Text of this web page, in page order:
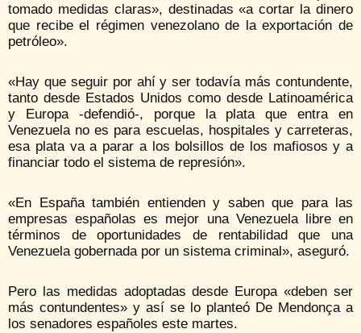
tomado medidas claras», destinadas «a cortar la dinero
que recibe el régimen venezolano de la exportación de
petróleo».
«Hay que seguir por ahí y ser todavía más contundente,
tanto desde Estados Unidos como desde Latinoamérica
y Europa -defendió-, porque la plata que entra en
Venezuela no es para escuelas, hospitales y carreteras,
esa plata va a parar a los bolsillos de los mafiosos y a
financiar todo el sistema de represión».
«En España también entienden y saben que para las
empresas españolas es mejor una Venezuela libre en
términos de oportunidades de rentabilidad que una
Venezuela gobernada por un sistema criminal», aseguró.
Pero las medidas adoptadas desde Europa «deben ser
más contundentes» y así se lo planteó De Mendonça a
los senadores españoles este martes.